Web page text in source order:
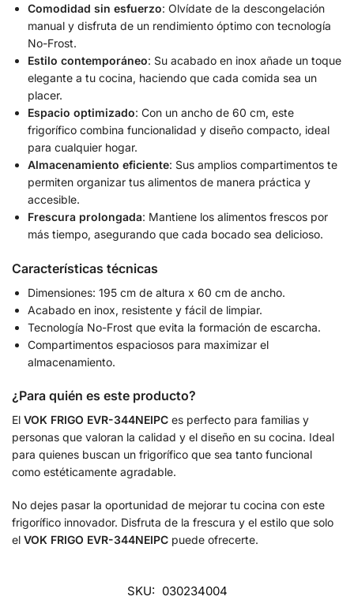
Comodidad sin esfuerzo: Olvídate de la descongelación
manual y disfruta de un rendimiento óptimo con tecnología
No-Frost.
Estilo contemporáneo: Su acabado en inox añade un toque
elegante a tu cocina, haciendo que cada comida sea un
placer.
Espacio optimizado: Con un ancho de 60 cm, este
frigorífico combina funcionalidad y diseño compacto, ideal
para cualquier hogar.
Almacenamiento eficiente: Sus amplios compartimentos te
permiten organizar tus alimentos de manera práctica y
accesible.
Frescura prolongada: Mantiene los alimentos frescos por
más tiempo, asegurando que cada bocado sea delicioso.
Características técnicas
Dimensiones: 195 cm de altura x 60 cm de ancho.
Acabado en inox, resistente y fácil de limpiar.
Tecnología No-Frost que evita la formación de escarcha.
Compartimentos espaciosos para maximizar el
almacenamiento.
¿Para quién es este producto?
El VOK FRIGO EVR-344NEIPC es perfecto para familias y
personas que valoran la calidad y el diseño en su cocina. Ideal
para quienes buscan un frigorífico que sea tanto funcional
como estéticamente agradable.
No dejes pasar la oportunidad de mejorar tu cocina con este
frigorífico innovador. Disfruta de la frescura y el estilo que solo
el VOK FRIGO EVR-344NEIPC puede ofrecerte.
SKU: 030234004